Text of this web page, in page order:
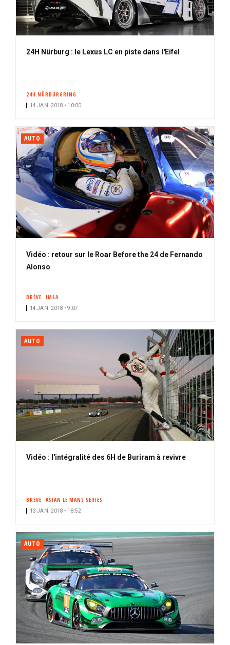
24H Nürburg : le Lexus LC en piste dans l'Eifel
24H NÜRBURGRING
14 JAN. 2018 • 10:00
AUTO
Vidéo : retour sur le Roar Before the 24 de Fernando
Alonso
BRÈVE IMSA
14 JAN. 2018 • 9:07
AUTO
Vidéo : l'intégralité des 6H de Buriram à revivre
BRÈVE ASIAN LE MANS SERIES
13 JAN. 2018 • 18:52
AUTO